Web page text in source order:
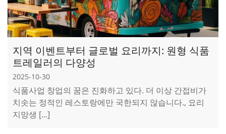
지역 이벤트부터 글로벌 요리까지: 원형 식품
트레일러의 다양성
2025-10-30
식품사업 창업의 꿈은 진화하고 있다. 더 이상 간접비가
치솟는 정적인 레스토랑에만 국한되지 않습니다., 요리
지망생 [...]